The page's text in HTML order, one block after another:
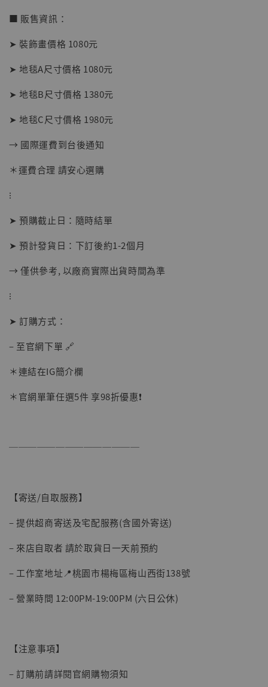
子彈飛 鵝城縣長 張麻子 [BK01]
NT$ 4,980
■ 販售資訊：
➤ 裝飾畫價格 1080元
➤ 地毯A尺寸價格 1080元
➤ 地毯B尺寸價格 1380元
➤ 地毯C尺寸價格 1980元
→ 國際運費到台後通知
＊運費合理 請安心選購
⁝
➤ 預購截止日：隨時結單
➤ 預計發貨日：下訂後約1-2個月
→ 僅供參考, 以廠商實際出貨時間為準
⁝
➤ 訂購方式：
– 至官網下單 🔗
＊連結在IG簡介欄
＊官網單筆任選5件 享98折優惠❗️
──────────────
【寄送/自取服務】
– 提供超商寄送及宅配服務(含國外寄送)
– 來店自取者 請於取貨日一天前預約
– 工作室地址📍桃園市楊梅區梅山西街138號
– 營業時間 12:00PM-19:00PM (六日公休)
【注意事項】
– 訂購前請詳閱官網購物須知